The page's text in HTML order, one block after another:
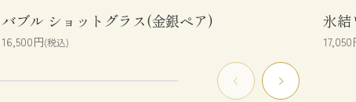
バブル ショットグラス(金銀ペア)
16,500円(税込)
氷結
17,050